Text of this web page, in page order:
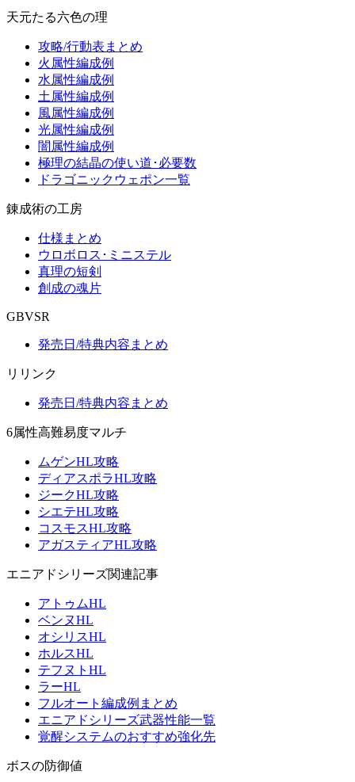
天元たる六色の理
攻略/行動表まとめ
火属性編成例
水属性編成例
土属性編成例
風属性編成例
光属性編成例
闇属性編成例
極理の結晶の使い道･必要数
ドラゴニックウェポン一覧
錬成術の工房
仕様まとめ
ウロボロス･ミニステル
真理の短剣
創成の魂片
GBVSR
発売日/特典内容まとめ
リリンク
発売日/特典内容まとめ
6属性高難易度マルチ
ムゲンHL攻略
ディアスポラHL攻略
ジークHL攻略
シエテHL攻略
コスモスHL攻略
アガスティアHL攻略
エニアドシリーズ関連記事
アトゥムHL
ベンヌHL
オシリスHL
ホルスHL
テフヌトHL
ラーHL
フルオート編成例まとめ
エニアドシリーズ武器性能一覧
覚醒システムのおすすめ強化先
ボスの防御値